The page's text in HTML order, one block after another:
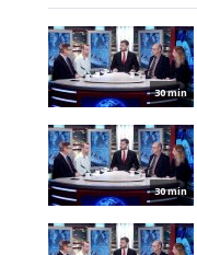
30 min
30 min